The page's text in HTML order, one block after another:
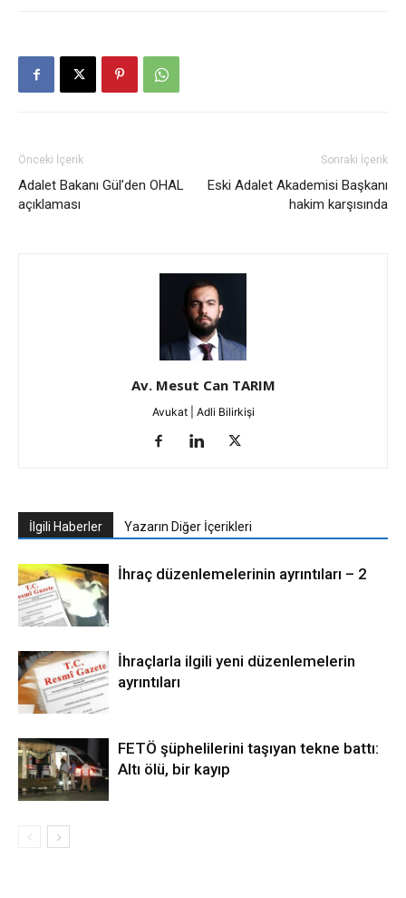
Önceki İçerik
Adalet Bakanı Gül’den OHAL
açıklaması
Sonraki İçerik
Eski Adalet Akademisi Başkanı
hakim karşısında
Av. Mesut Can TARIM
Avukat | Adli Bilirkişi
İlgili Haberler Yazarın Diğer İçerikleri
İhraç düzenlemelerinin ayrıntıları – 2
İhraçlarla ilgili yeni düzenlemelerin
ayrıntıları
FETÖ şüphelilerini taşıyan tekne battı:
Altı ölü, bir kayıp